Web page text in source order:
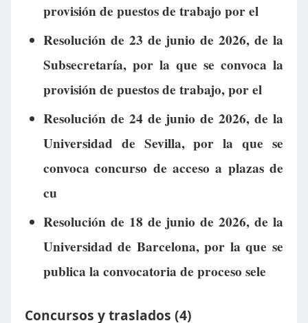
provisión de puestos de trabajo por el
Resolución de 23 de junio de 2026, de la
Subsecretaría, por la que se convoca la
provisión de puestos de trabajo, por el
Resolución de 24 de junio de 2026, de la
Universidad de Sevilla, por la que se
convoca concurso de acceso a plazas de
cu
Resolución de 18 de junio de 2026, de la
Universidad de Barcelona, por la que se
publica la convocatoria de proceso sele
Concursos y traslados (4)